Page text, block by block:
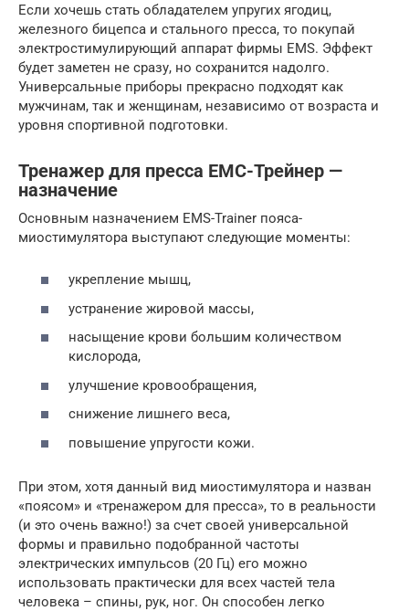
Если хочешь стать обладателем упругих ягодиц,
железного бицепса и стального пресса, то покупай
электростимулирующий аппарат фирмы EMS. Эффект
будет заметен не сразу, но сохранится надолго.
Универсальные приборы прекрасно подходят как
мужчинам, так и женщинам, независимо от возраста и
уровня спортивной подготовки.
Тренажер для пресса ЕМС-Трейнер —
назначение
Основным назначением EMS-Trainer пояса-
миостимулятора выступают следующие моменты:
укрепление мышц,
устранение жировой массы,
насыщение крови большим количеством
кислорода,
улучшение кровообращения,
снижение лишнего веса,
повышение упругости кожи.
При этом, хотя данный вид миостимулятора и назван
«поясом» и «тренажером для пресса», то в реальности
(и это очень важно!) за счет своей универсальной
формы и правильно подобранной частоты
электрических импульсов (20 Гц) его можно
использовать практически для всех частей тела
человека – спины, рук, ног. Он способен легко